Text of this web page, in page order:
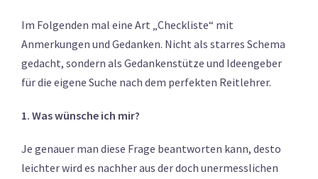
Im Folgenden mal eine Art „Checkliste“ mit
Anmerkungen und Gedanken. Nicht als starres Schema
gedacht, sondern als Gedankenstütze und Ideengeber
für die eigene Suche nach dem perfekten Reitlehrer.
1. Was wünsche ich mir?
Je genauer man diese Frage beantworten kann, desto
leichter wird es nachher aus der doch unermesslichen